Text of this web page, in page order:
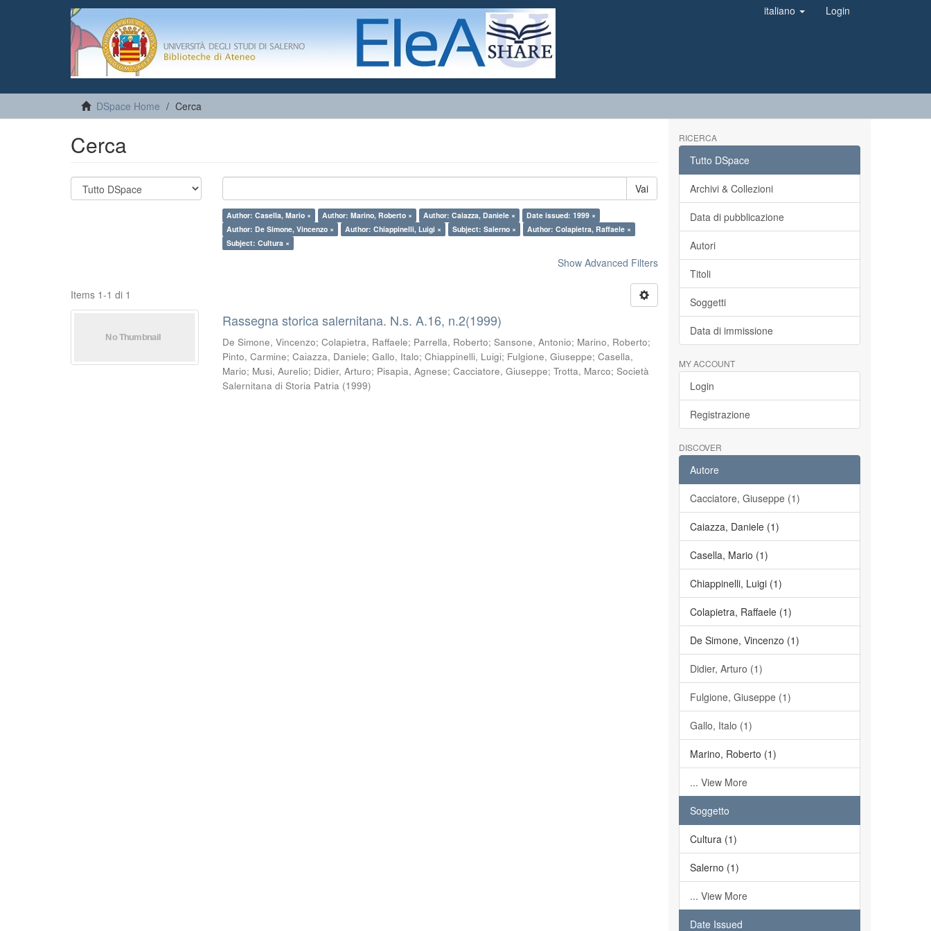
italiano Login
DSpace Home Cerca
Cerca
Vai
Author: Casella, Mario × Author: Marino, Roberto × Author: Caiazza, Daniele ×
Date issued: 1999 ×
Author: De Simone, Vincenzo ×
Author: Chiappinelli, Luigi × Subject: Salerno ×
Author: Colapietra, Raffaele ×
Subject: Cultura ×
Show Advanced Filters
Items 1-1 di 1
Rassegna storica salernitana. N.s. A.16, n.2(1999)
De Simone, Vincenzo;Colapietra, Raffaele; Parrella, Roberto;Sansone, Antonio; Marino, Roberto;
Pinto, Carmine;Caiazza, Daniele;Gallo, Italo;Chiappinelli, Luigi; Fulgione, Giuseppe;Casella,
Mario; Musi, Aurelio; Didier, Arturo; Pisapia, Agnese;Cacciatore, Giuseppe;Trotta, Marco;Società
Salernitana di Storia Patria (1999)
RICERCA
Tutto DSpace
Archivi & Collezioni
Data di pubblicazione
Autori
Titoli
Soggetti
Data di immissione
MY ACCOUNT
Login
Registrazione
DISCOVER
Autore
Cacciatore, Giuseppe (1)
Caiazza, Daniele (1)
Casella, Mario (1)
Chiappinelli, Luigi (1)
Colapietra, Raffaele (1)
De Simone, Vincenzo (1)
Didier, Arturo (1)
Fulgione, Giuseppe (1)
Gallo, Italo (1)
Marino, Roberto (1)
... View More
Soggetto
Cultura (1)
Salerno (1)
... View More
Date Issued